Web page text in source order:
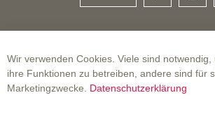
Wir verwenden Cookies. Viele sind
ihre Funktionen zu betreiben, andere sind für
Marketingzwecke. Datenschutzerklärung